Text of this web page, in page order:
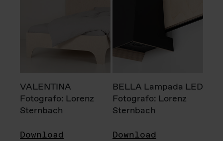
VALENTINA
Fotografo: Lorenz
Sternbach
Download
BELLA Lampada LED
Fotografo: Lorenz
Sternbach
Download